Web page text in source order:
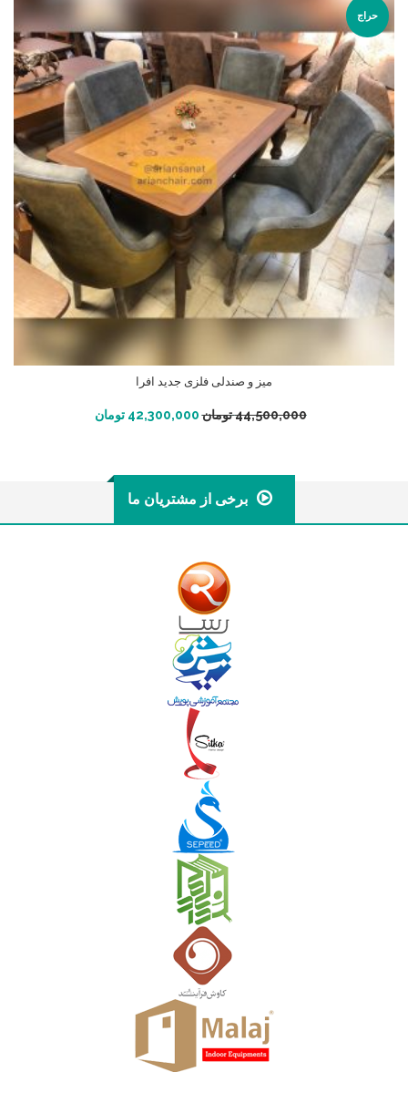
حراج
میز و صندلی فلزی جدید افرا
44,500,000تومان 42,300,000 تومان افزودن به سبد خرید
برخی از مشتریان ما